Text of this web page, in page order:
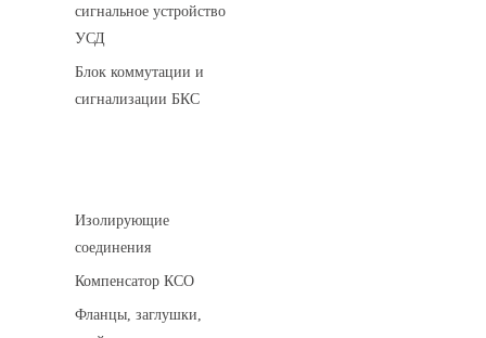
сигнальное устройство
УСД
Блок коммутации и
сигнализации БКС
Изолирующие
соединения
Компенсатор КСО
Фланцы, заглушки,